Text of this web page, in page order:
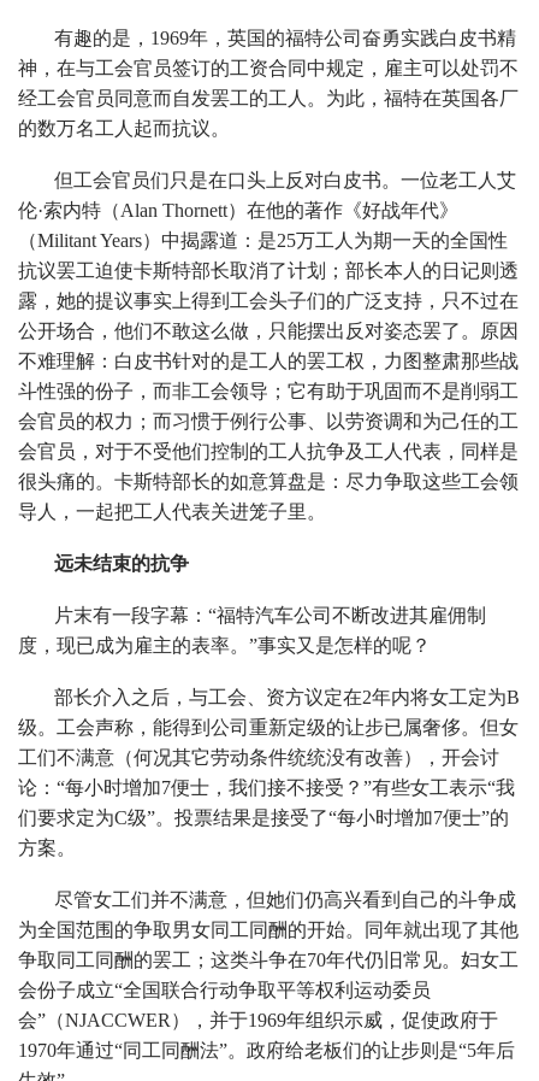
有趣的是，1969年，英国的福特公司奋勇实践白皮书精
神，在与工会官员签订的工资合同中规定，雇主可以处罚不
经工会官员同意而自发罢工的工人。为此，福特在英国各厂
的数万名工人起而抗议。
但工会官员们只是在口头上反对白皮书。一位老工人艾
伦·索内特（Alan Thornett）在他的著作《好战年代》
（Militant Years）中揭露道：是25万工人为期一天的全国性
抗议罢工迫使卡斯特部长取消了计划；部长本人的日记则透
露，她的提议事实上得到工会头子们的广泛支持，只不过在
公开场合，他们不敢这么做，只能摆出反对姿态罢了。原因
不难理解：白皮书针对的是工人的罢工权，力图整肃那些战
斗性强的份子，而非工会领导；它有助于巩固而不是削弱工
会官员的权力；而习惯于例行公事、以劳资调和为己任的工
会官员，对于不受他们控制的工人抗争及工人代表，同样是
很头痛的。卡斯特部长的如意算盘是：尽力争取这些工会领
导人，一起把工人代表关进笼子里。
远未结束的抗争
片末有一段字幕：“福特汽车公司不断改进其雇佣制
度，现已成为雇主的表率。”事实又是怎样的呢？
部长介入之后，与工会、资方议定在2年内将女工定为B
级。工会声称，能得到公司重新定级的让步已属奢侈。但女
工们不满意（何况其它劳动条件统统没有改善），开会讨
论：“每小时增加7便士，我们接不接受？”有些女工表示“我
们要求定为C级”。投票结果是接受了“每小时增加7便士”的
方案。
尽管女工们并不满意，但她们仍高兴看到自己的斗争成
为全国范围的争取男女同工同酬的开始。同年就出现了其他
争取同工同酬的罢工；这类斗争在70年代仍旧常见。妇女工
会份子成立“全国联合行动争取平等权利运动委员
会”（NJACCWER），并于1969年组织示威，促使政府于
1970年通过“同工同酬法”。政府给老板们的让步则是“5年后